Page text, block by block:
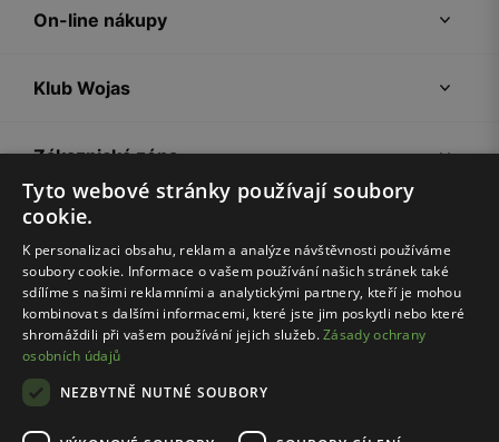
On-line nákupy
Klub Wojas
Zákaznická zóna
Společnost Wojas
Rady
Tyto webové stránky používají soubory
cookie.
K personalizaci obsahu, reklam a analýze návštěvnosti používáme
soubory cookie. Informace o vašem používání našich stránek také
sdílíme s našimi reklamními a analytickými partnery, kteří je mohou
kombinovat s dalšími informacemi, které jste jim poskytli nebo které
shromáždili při vašem používání jejich služeb.Zásady ochrany
osobních údajů
NEZBYTNĚ NUTNÉ SOUBORY